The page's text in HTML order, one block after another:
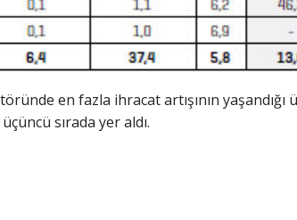
en fazla ihracat artışının yaşandığı
sırada yer aldı.